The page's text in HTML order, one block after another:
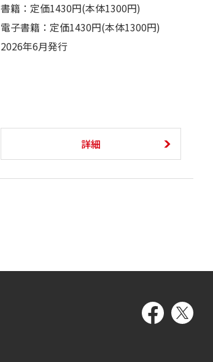
書籍：定価1430円(本体1300円)
電子書籍：定価1430円(本体1300円)
2026年6月発行
詳細